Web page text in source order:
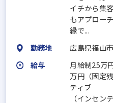
イチから集
もアプロー
縁で...
勤務地
広島県福山市
給与
月給制25万
万円（固定
ティブ
（インセン